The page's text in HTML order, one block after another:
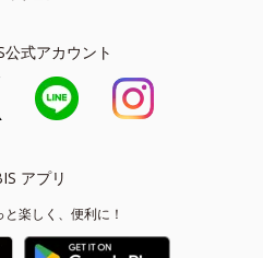
公式アカウント
アプリ
楽しく、便利に！